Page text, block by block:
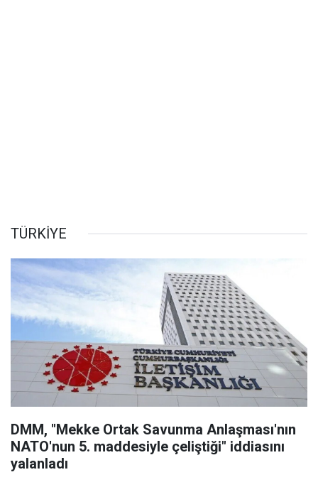
TÜRKİYE
DMM, "Mekke Ortak Savunma Anlaşması'nın
NATO'nun 5. maddesiyle çeliştiği" iddiasını
yalanladı